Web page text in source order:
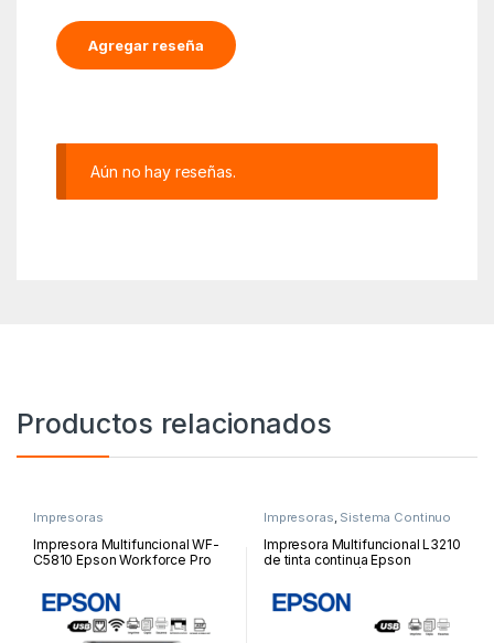
Aún no hay reseñas.
Productos relacionados
Impresoras
Impresora Multifuncional WF-
C5810 Epson Workforce Pro
AN/WiFi/USB | WF-C5810
Impresoras, Sistema Continuo
Impresora Multifuncional L3210
de tinta continua Epson